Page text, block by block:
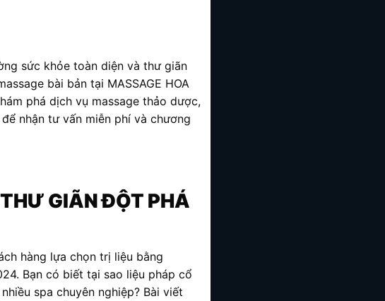
sức khỏe toàn diện và thư giãn
bài bản tại MASSAGE HOA
phá dịch vụ massage thảo dược,
nhận tư vấn miễn phí và chương
GIÃN ĐỘT PHÁ
hàng lựa chọn trị liệu bằng
Bạn có biết tại sao liệu pháp cổ
spa chuyên nghiệp? Bài viết